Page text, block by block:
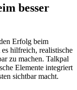
besser
Erfolg beim
hilfreich, realistische
zu machen. Talkpal
Elemente integriert
sichtbar macht.